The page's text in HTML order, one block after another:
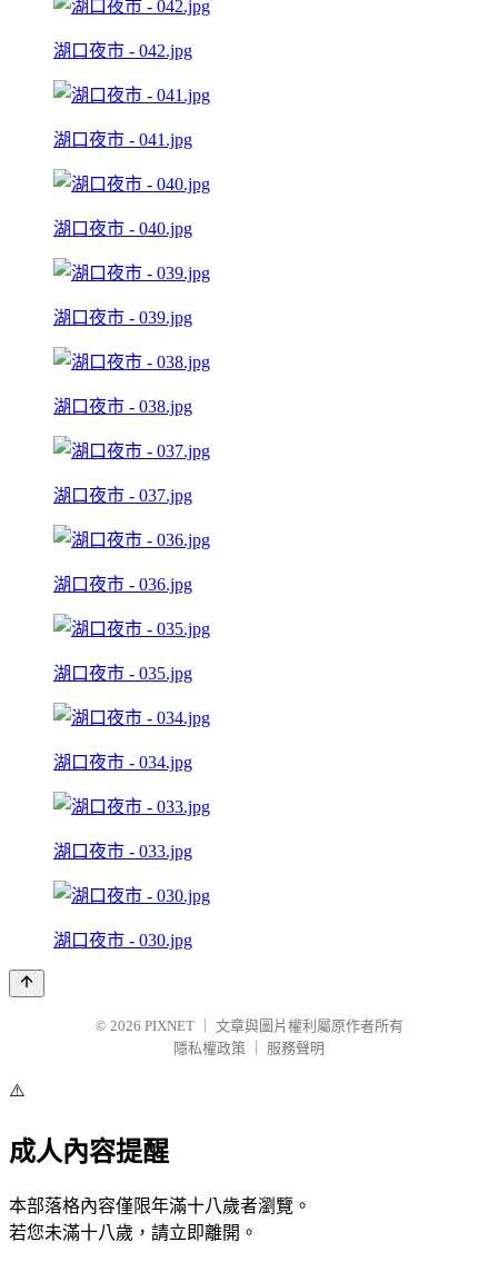
湖口夜市 - 042.jpg
湖口夜市 - 041.jpg
湖口夜市 - 040.jpg
湖口夜市 - 039.jpg
湖口夜市 - 038.jpg
湖口夜市 - 037.jpg
湖口夜市 - 036.jpg
湖口夜市 - 035.jpg
湖口夜市 - 034.jpg
湖口夜市 - 033.jpg
湖口夜市 - 030.jpg
© 2026 PIXNET
文章與圖片權利屬原作者所有
隱私權政策
服務聲明
⚠️
成人內容提醒
本部落格內容僅限年滿十八歲者瀏覽。
若您未滿十八歲，請立即離開。